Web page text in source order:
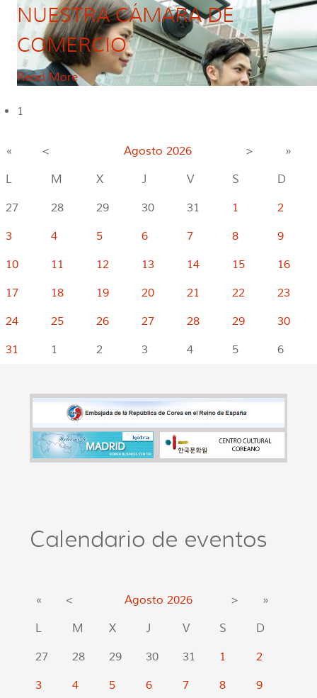
NUESTRA CÁMARA DE
COMERCIO
Read More
1
« < Agosto 2026 >
»
L
M X J V S
D
27
28 29 30 31 1
2
3
4 5 6 7 8
9
10
11 12 13 14 15
16
17
18 19 20 21 22
23
24
25 26 27 28 29
30
31
1 2 3 4 5 6
Calendario de eventos
« < Agosto 2026 >
»
L
M X J V S
D
27
28 29 30 31 1
2
3
4 5 6 7 8
9